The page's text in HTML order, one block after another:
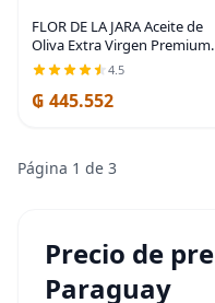
FLOR DE LA JARA Aceite de
Oliva Extra Virgen Premium
de España, Prensado en Frío,
Aceitunas Cosechadas a
4.5
₲ 445.552
Página 1 de 3
Precio de
Paraguay